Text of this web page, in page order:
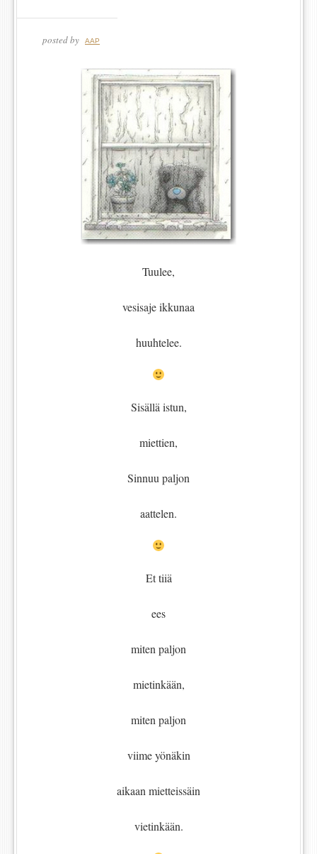
posted by AAP
Tuulee,
vesisaje ikkunaa
huuhtelee.
Sisällä istun,
miettien,
Sinnuu paljon
aattelen.
Et tiiä
ees
miten paljon
mietinkään,
miten paljon
viime yönäkin
aikaan mietteissäin
vietinkään.